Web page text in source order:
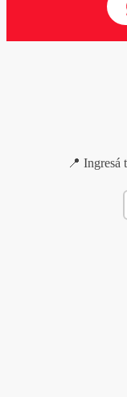
📍 Ingresá